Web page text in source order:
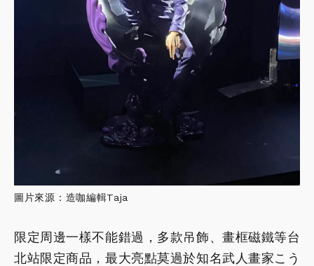
圖片來源：造咖編輯Taja
限定周邊一樣不能錯過，多款吊飾、畫框磁鐵等台
北站限定商品，最大亮點莫過於知名武人畫家こう